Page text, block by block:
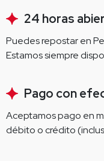
24 horas
Puedes repostar en
Estamos siempre
Pago con
Aceptamos pago en
débito o crédito